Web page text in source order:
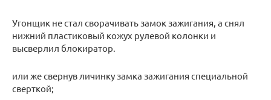
Угонщик не стал сворачивать замок зажигания, а снял
нижний пластиковый кожух рулевой колонки и
высверлил блокиратор.
или же свернув личинку замка зажигания специальной
сверткой;